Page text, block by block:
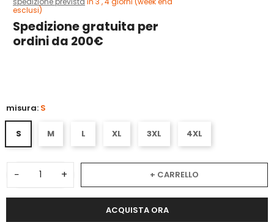
esclusi)
Spedizione gratuita per
ordini da 200€
misura: S
S M L XL 3XL 4XL
− + + CARRELLO
ACQUISTA ORA